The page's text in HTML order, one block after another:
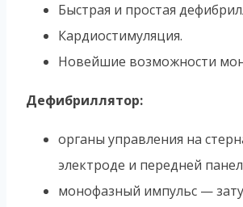
Быстрая и простая
Кардиостимуляция.
Новейшие возможности
Дефибриллятор:
органы управления на
электроде и передней
монофазный импульс —